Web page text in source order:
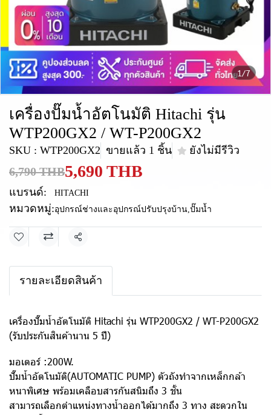
1/7
เครื่องปั๊มน้ำอัตโนมัติ Hitachi รุ่น
WTP200GX2 / WT-P200GX2
SKU : WTP200GX2 ขายแล้ว 1 ชิ้น ยังไม่มีรีวิว
6,790 THB5,690 THB
แบรนด์: HITACHI
หมวดหมู่:อุปกรณ์ช่างและอุปกรณ์ปรับปรุงบ้าน,ปั๊มน้ำ
แชร์
รายละเอียดสินค้า
เครื่องปั๊มน้ำอัตโนมัติ Hitachi รุ่น WTP200GX2 / WT-P200GX2
(รับประกันสินค้านาน 5 ปี)
มอเตอร์ :200W.
ปั๊มน้ำอัตโนมัติ(AUTOMATIC PUMP) ตัวถังทำจากเหล็กกล้า
หนาพิเศษ พร้อมเคลือบสารกันสนิมถึง 3 ชั้น
สามารถเลือกตำแหน่งทางน้ำออกได้มากถึง 3 ทาง สะดวกใน